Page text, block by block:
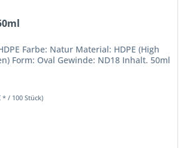
Farbe: Natur Material: HDPE (High
Form: Oval Gewinde: ND18 Inhalt. 50ml
* / 100 Stück)